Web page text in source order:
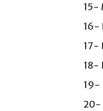
15-
16-
17-
18-
19-
20-